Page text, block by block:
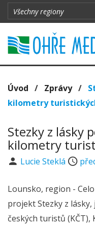
Úvod / Zprávy/
kilometry
Stezky z lásky
kilometry
Lucie Steklá
Lounsko, region -
projekt Stezky z
českých turistů (KČT),